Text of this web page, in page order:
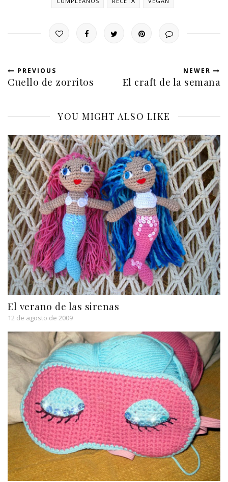
PREVIOUS
Cuello de zorritos
NEWER
El craft de la semana
YOU MIGHT ALSO LIKE
El verano de las sirenas
12 de agosto de 2009